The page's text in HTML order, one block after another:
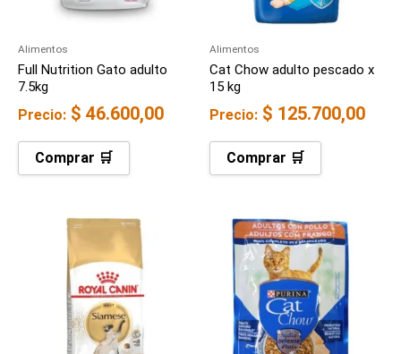
Alimentos
Full Nutrition Gato adulto
7.5kg
Precio: $ 46.600,00
Comprar 🛒
Alimentos
Cat Chow adulto pescado x
15 kg
Precio: $ 125.700,00
Comprar 🛒